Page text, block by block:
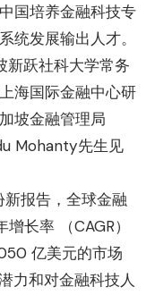
国培养金融科技专
统发展输出人才。
新跃社科大学常务
海国际金融中心研
坡金融管理局
Mohanty先生见
报告，全球金融
长率 （CAGR）
亿美元的市场
力和对金融科技人